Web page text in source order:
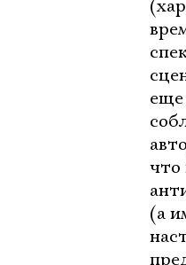
что
(а